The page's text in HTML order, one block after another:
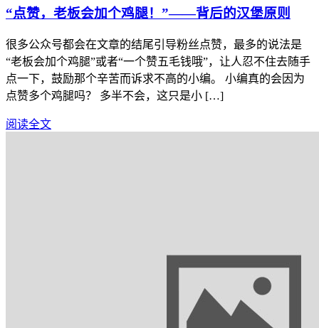
“点赞，老板会加个鸡腿！”——背后的汉堡原则
很多公众号都会在文章的结尾引导粉丝点赞，最多的说法是
“老板会加个鸡腿”或者“一个赞五毛钱哦”，让人忍不住去随手
点一下，鼓励那个辛苦而诉求不高的小编。 小编真的会因为
点赞多个鸡腿吗？ 多半不会，这只是小 […]
阅读全文